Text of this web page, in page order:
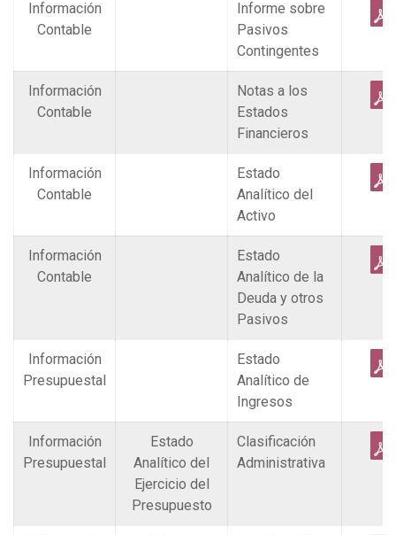
Información
Contable
Informe sobre
Pasivos
Contingentes
Información
Contable
Notas a los
Estados
Financieros
Información
Contable
Estado
Analítico del
Activo
Información
Contable
Estado
Analítico de la
Deuda y otros
Pasivos
Información
Presupuestal
Estado
Analítico de
Ingresos
Información
Presupuestal
Estado
Analítico del
Ejercicio del
Presupuesto
Clasificación
Administrativa